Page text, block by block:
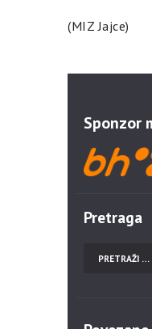
(MIZ Jajce)
Sponzor
Pretraga